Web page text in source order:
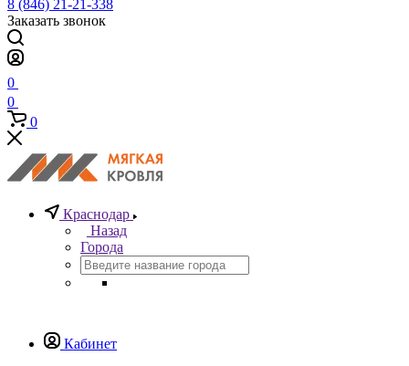
8 (846) 21-21-338
Заказать звонок
0
0
0
Краснодар
Назад
Города
Кабинет